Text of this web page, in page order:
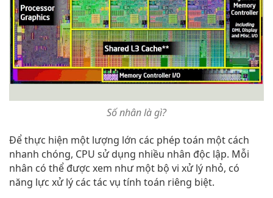
Số nhân là gì?
Để thực hiện một lượng lớn các phép toán một cách
nhanh chóng, CPU sử dụng nhiều nhân độc lập. Mỗi
nhân có thể được xem như một bộ vi xử lý nhỏ, có
năng lực xử lý các tác vụ tính toán riêng biệt.